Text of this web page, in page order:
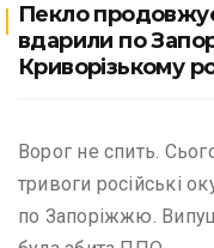
Пекло
вдарили по
Криворізькому
Ворог не спить.
тривоги російські
по Запоріжжю.